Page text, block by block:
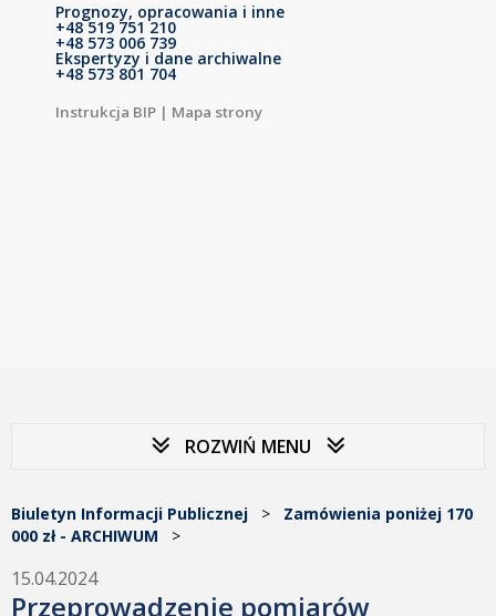
Prognozy, opracowania i inne
+48 519 751 210
+48 573 006 739
Ekspertyzy i dane archiwalne
+48 573 801 704
Instrukcja BIP | Mapa strony
ROZWIŃ MENU
Biuletyn Informacji Publicznej > Zamówienia poniżej 170
000 zł - ARCHIWUM >
15.04.2024
Przeprowadzenie pomiarów